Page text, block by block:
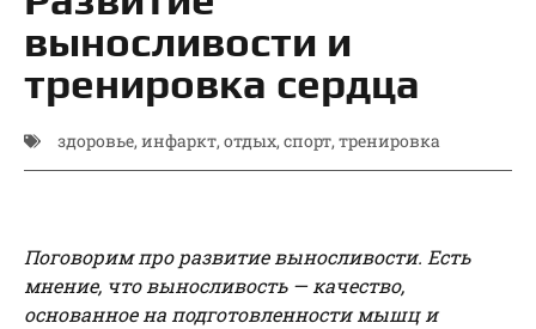
выносливости и
тренировка сердца
здоровье, инфаркт, отдых, спорт, тренировка
Поговорим про развитие выносливости. Есть
мнение, что выносливость — качество,
основанное на подготовленности мышц и